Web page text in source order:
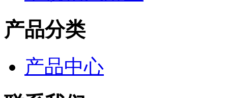
产品分类
产品中心